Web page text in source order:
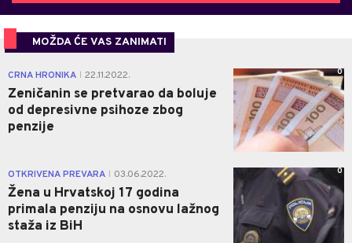
MOŽDA ĆE VAS ZANIMATI
CRNA HRONIKA 22.11.2022.
Zeničanin se pretvarao da boluje
od depresivne psihoze zbog
penzije
0
OTKRIVENA PREVARA 03.06.2022.
Žena u Hrvatskoj 17 godina
primala penziju na osnovu lažnog
staža iz BiH
0